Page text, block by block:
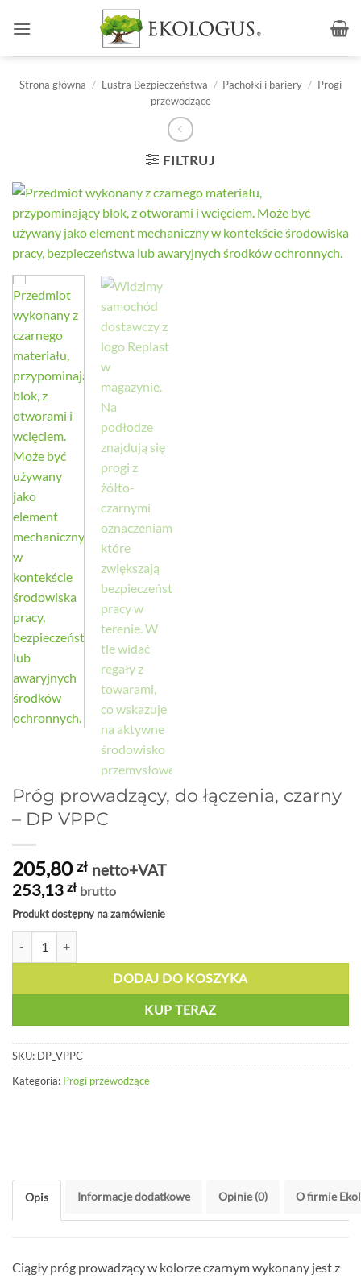
Strona główna / Lustra Bezpieczeństwa / Pachołki i bariery / Progi
przewodzące
FILTRUJ
Próg prowadzący, do łączenia, czarny
– DP VPPC
205,80zł netto+VAT
253,13 zł brutto
Produkt dostępny na zamówienie
DODAJ DO KOSZYKA
KUP TERAZ
SKU: DP_VPPC
Kategoria: Progi przewodzące
Opis Informacje dodatkowe Opinie (0) O firmie
Ciągły próg prowadzący w kolorze czarnym wykonany jest z